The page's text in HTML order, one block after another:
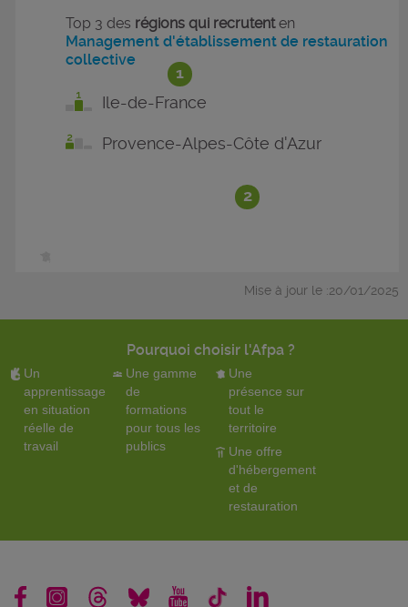
1
2
Top 3 des régions qui recrutenten
Management d'établissement de restauration
collective
Ile-de-France
Provence-Alpes-Côte d'Azur
Mise à jour le :20/01/2025
Pourquoi choisir l'Afpa ?
Un
apprentissage
en situation
réelle de
travail
Une gamme
de
formations
pour tous les
publics
Une
présence sur
tout le
territoire
Une offre
d'hébergement
et de
restauration